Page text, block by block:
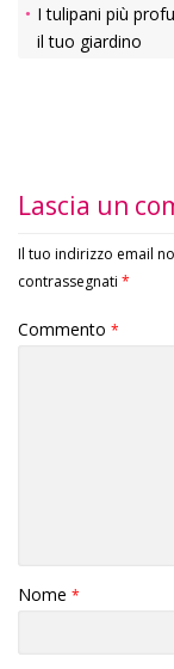
I tulipani più
il tuo giardino
Lascia un
Il tuo indirizzo email
contrassegnati *
Commento *
Nome *